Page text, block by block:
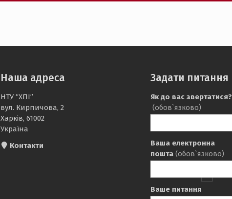
Наша адреса
НТУ “ХПІ”
вул. Кирпичова, 2
Харків, 61002
Україна
Контакти
Задати питання
Як до вас звертатися?
(обов`язково)
Ваша електронна
пошта (обов`язково)
Ваше питання